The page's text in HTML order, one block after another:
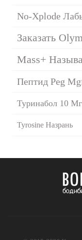
No-Xplode
Заказать
Mass+
Пептид Peg
Туринабол 10
Tyrosine Назрань